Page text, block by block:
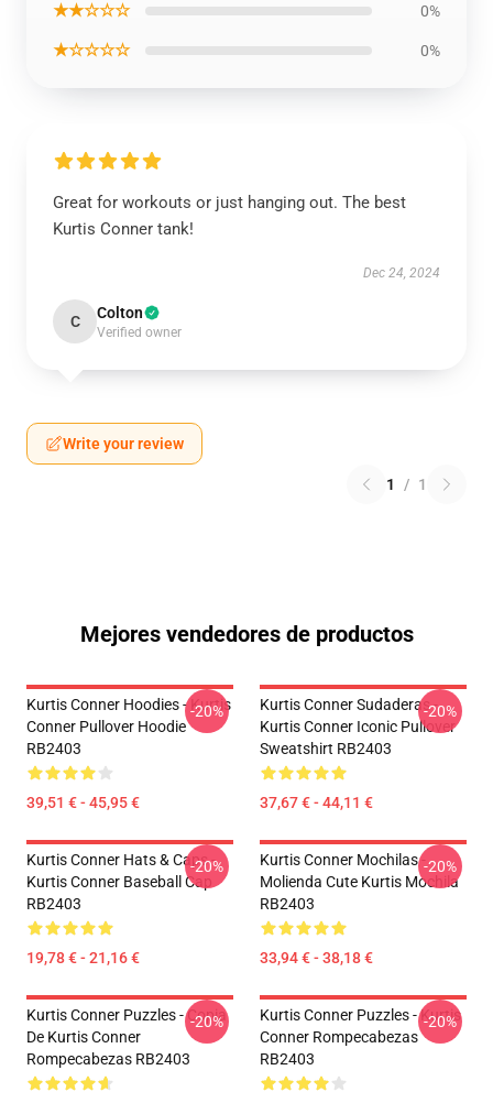
★★☆☆☆ 0%
★☆☆☆☆ 0%
Great for workouts or just hanging out. The best
Kurtis Conner tank!
Dec 24, 2024
C Colton
Verified owner
Write your review
1 / 1
Mejores vendedores de productos
Kurtis Conner Hoodies - Kurtis
Conner Pullover Hoodie
RB2403
39,51 € - 45,95 €
-20%
Kurtis Conner Sudaderas -
Kurtis Conner Iconic Pullover
Sweatshirt RB2403
37,67 € - 44,11 €
-20%
Kurtis Conner Hats & Caps -
Kurtis Conner Baseball Cap
RB2403
19,78 € - 21,16 €
-20%
Kurtis Conner Mochilas -
Molienda Cute Kurtis Mochila
RB2403
33,94 € - 38,18 €
-20%
Kurtis Conner Puzzles - Copia
De Kurtis Conner
Rompecabezas RB2403
-20%
Kurtis Conner Puzzles - Kurtis
Conner Rompecabezas
RB2403
-20%